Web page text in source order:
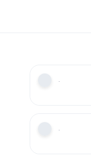
·
·